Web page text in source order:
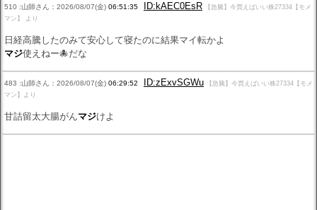
510 :山師さん：2026/08/07(金) 06:51:35 ID:kAEC0EsR
【急騰】今買えばいい株27334【モメ
マン】 より
日経高騰したのみて安心して寝たのに結果マイ転かよ
マジ使えねー🐙だな
483 :山師さん：2026/08/07(金) 06:29:52 ID:zExvSGWu
【急騰】今買えばいい株27334【モメ
マン】より
甘詰留太大腸がんマジけよ